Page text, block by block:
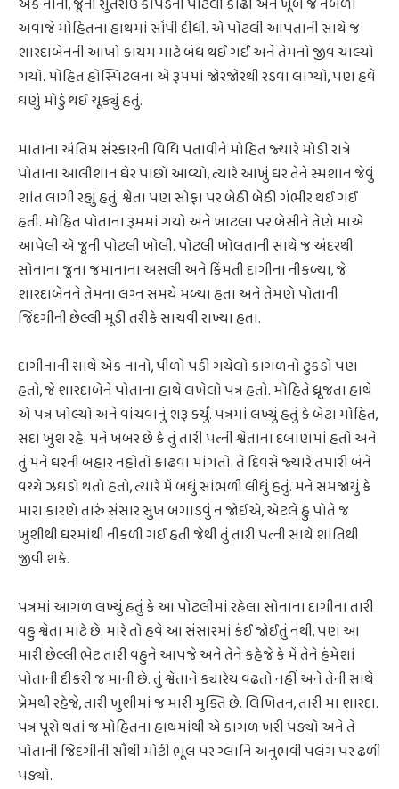
એક નાની, જૂની સુતરાઉ કાપડની પોટલી કાઢી અને ખૂબ જ નબળા
અવાજે મોહિતના હાથમાં સોંપી દીધી. એ પોટલી આપતાની સાથે જ
શારદાબેનની આંખો કાયમ માટે બંધ થઈ ગઈ અને તેમનો જીવ ચાલ્યો
ગયો. મોહિત હોસ્પિટલના એ રૂમમાં જોરજોરથી રડવા લાગ્યો, પણ હવે
ઘણું મોડું થઈ ચૂક્યું હતું.
માતાના અંતિમ સંસ્કારની વિધિ પતાવીને મોહિત જ્યારે મોડી રાત્રે
પોતાના આલીશાન ઘેર પાછો આવ્યો, ત્યારે આખું ઘર તેને સ્મશાન જેવું
શાંત લાગી રહ્યું હતું. શ્વેતા પણ સોફા પર બેઠી બેઠી ગંભીર થઈ ગઈ
હતી. મોહિત પોતાના રૂમમાં ગયો અને ખાટલા પર બેસીને તેણે માએ
આપેલી એ જૂની પોટલી ખોલી. પોટલી ખોલતાની સાથે જ અંદરથી
સોનાના જૂના જમાનાના અસલી અને કિંમતી દાગીના નીકળ્યા, જે
શારદાબેનને તેમના લગ્ન સમયે મળ્યા હતા અને તેમણે પોતાની
જિંદગીની છેલ્લી મૂડી તરીકે સાચવી રાખ્યા હતા.
દાગીનાની સાથે એક નાનો, પીળો પડી ગયેલો કાગળનો ટુકડો પણ
હતો, જે શારદાબેને પોતાના હાથે લખેલો પત્ર હતો. મોહિતે ધ્રૂજતા હાથે
એ પત્ર ખોલ્યો અને વાંચવાનું શરૂ કર્યું. પત્રમાં લખ્યું હતું કે બેટા મોહિત,
સદા ખુશ રહે. મને ખબર છે કે તું તારી પત્ની શ્વેતાના દબાણમાં હતો અને
તું મને ઘરની બહાર નહોતો કાઢવા માંગતો. તે દિવસે જ્યારે તમારી બંને
વચ્ચે ઝઘડો થતો હતો, ત્યારે મેં બધું સાંભળી લીધું હતું. મને સમજાયું કે
મારા કારણે તારું સંસાર સુખ બગાડવું ન જોઈએ, એટલે હું પોતે જ
ખુશીથી ઘરમાંથી નીકળી ગઈ હતી જેથી તું તારી પત્ની સાથે શાંતિથી
જીવી શકે.
પત્રમાં આગળ લખ્યું હતું કે આ પોટલીમાં રહેલા સોનાના દાગીના તારી
વહુ શ્વેતા માટે છે. મારે તો હવે આ સંસારમાં કંઈ જોઈતું નથી, પણ આ
મારી છેલ્લી ભેટ તારી વહુને આપજે અને તેને કહેજે કે મેં તેને હંમેશાં
પોતાની દીકરી જ માની છે. તું શ્વેતાને ક્યારેય વઢતો નહીં અને તેની સાથે
પ્રેમથી રહેજે, તારી ખુશીમાં જ મારી મુક્તિ છે. લિખિતન, તારી મા શારદા.
પત્ર પૂરો થતાં જ મોહિતના હાથમાંથી એ કાગળ ખરી પડ્યો અને તે
પોતાની જિંદગીની સૌથી મોટી ભૂલ પર ગ્લાનિ અનુભવી પલંગ પર ઢળી
પડ્યો.